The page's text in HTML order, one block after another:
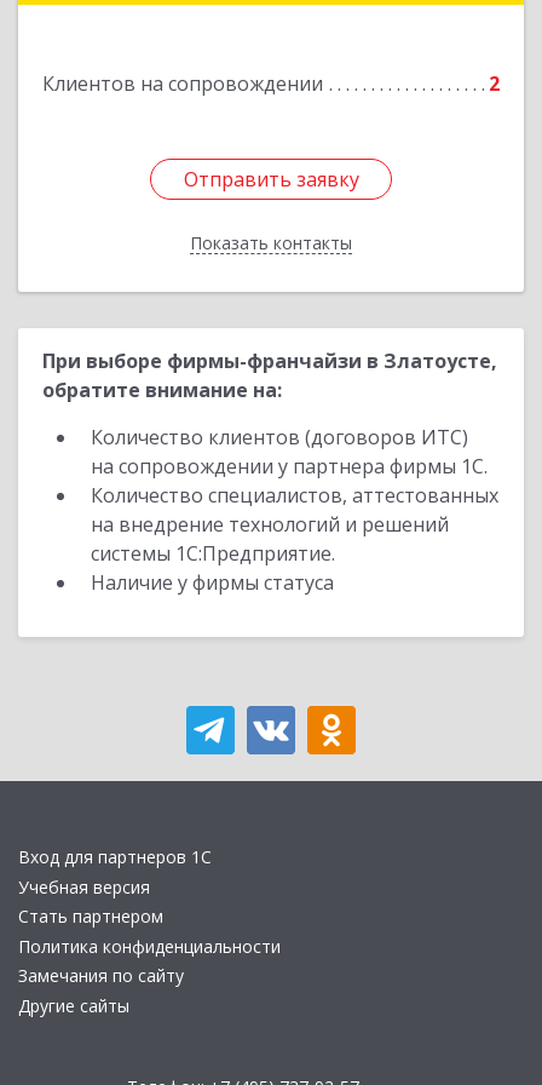
Клиентов на сопровождении 2
Отправить заявку
Показать контакты
Отправить заявку
Назад
При выборе фирмы-франчайзи в Златоусте,
обратите внимание на:
Количество клиентов (договоров ИТС)
на сопровождении у партнера фирмы 1С.
Количество специалистов, аттестованных
на внедрение технологий и решений
системы 1С:Предприятие.
Наличие у фирмы статуса
Вход для партнеров 1С
Учебная версия
Стать партнером
Политика конфиденциальности
Замечания по сайту
Другие сайты